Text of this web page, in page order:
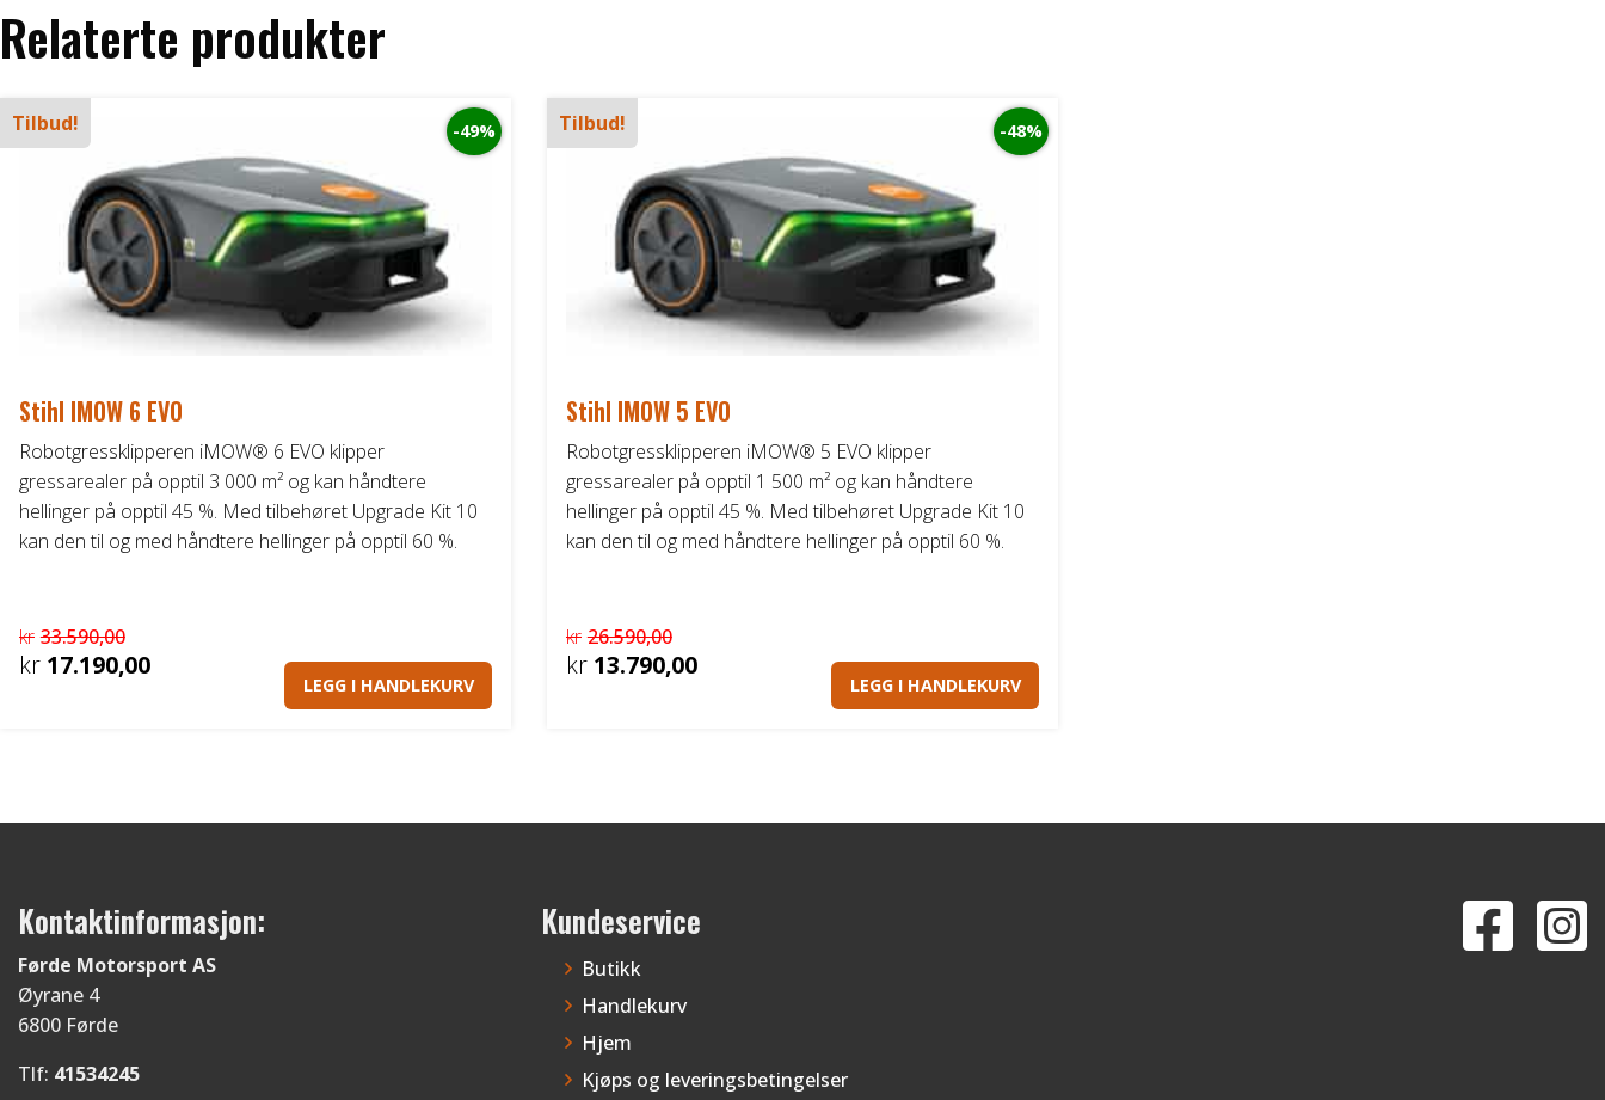
Relaterte produkter
Tilbud! -49%
Stihl IMOW 6 EVO
Robotgressklipperen iMOW® 6 EVO klipper
gressarealer på opptil 3 000 m² og kan håndtere
hellinger på opptil 45 %. Med tilbehøret Upgrade Kit 10
kan den til og med håndtere hellinger på opptil 60 %.
kr 33.590,00
Opprinnelig
kr 17.190,00
LEGG I HANDLEKURV
Tilbud! -48%
Stihl IMOW 5 EVO
Robotgressklipperen iMOW® 5 EVO klipper
gressarealer på opptil 1 500 m² og kan håndtere
hellinger på opptil 45 %. Med tilbehøret Upgrade Kit 10
kan den til og med håndtere hellinger på opptil 60 %.
kr 26.590,00
Opprinnelig
kr 13.790,00
LEGG I HANDLEKURV
Kontaktinformasjon:
Førde Motorsport AS
Øyrane 4
6800 Førde
Tlf: 41534245
Kundeservice
Butikk
Handlekurv
Hjem
Kjøps og leveringsbetingelser